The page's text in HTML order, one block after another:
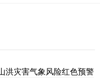
洪灾害气象风险红色预警